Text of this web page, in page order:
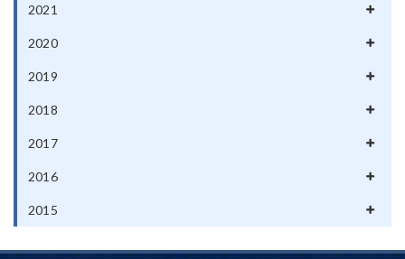
2021
2020
2019
2018
2017
2016
2015